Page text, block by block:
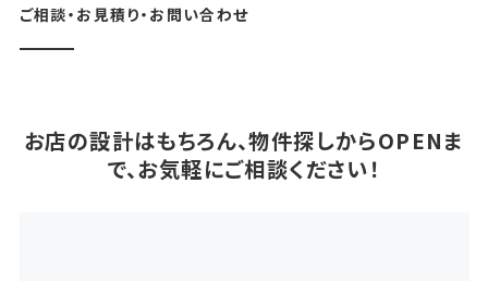
ご相談・お見積り・お問い合わせ
お店の設計はもちろん、物件探しからOPENま
で、お気軽にご相談ください！